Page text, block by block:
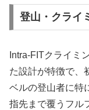
登山・クライ
Intra-FITクライミ
た設計が特徴で、
ベルの登山者に特
指先まで覆うフル